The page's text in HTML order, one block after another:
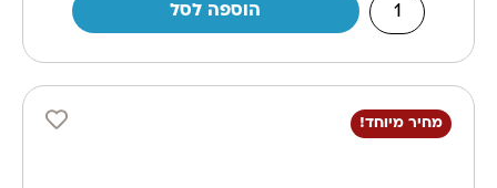
הוספה לסל
מחיר מיוחד!